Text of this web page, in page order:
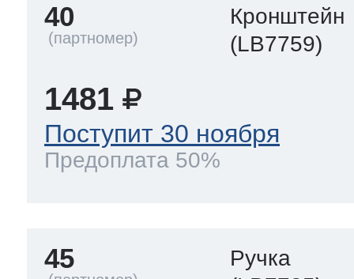
40
Кронштейн
(LB7759)
1481
Поступит 30 ноября
Предоплата 50%
45
Ручка